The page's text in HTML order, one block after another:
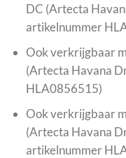
DC (Artecta
artikelnummer
Ook verkrijgbaar
(Artecta Havana
HLA0856515)
Ook verkrijgbaar
(Artecta Havana
artikelnummer